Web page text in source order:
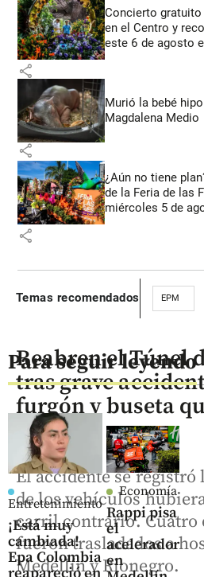
Concierto gratuito
en el Centro y
este 6 de agosto
share
Murió la bebé
Magdalena Medio
share
¿Aún no tiene
de la Feria de las
miércoles 5 de
share
Temas recomendados EPM
Para seguir leyendo
Entretenimiento
¡Está muy
cambiada!
Epa Colombia
Economía
Rappi pisa
el
acelerador
en
Reabren el Túnel
tras grave
furgón y buseta
heridos
El accidente se registró
de los vehículos
carril contrario. Cuatro
fueron trasladados a
Medellín y Rionegro.